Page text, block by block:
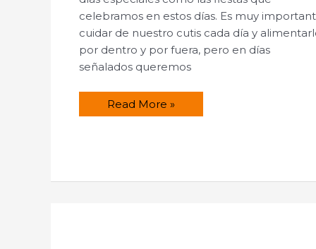
celebramos en estos días. Es muy
cuidar de nuestro cutis cada día y
por dentro y por fuera, pero en días
señalados queremos
Tratamiento
facial
Read More »